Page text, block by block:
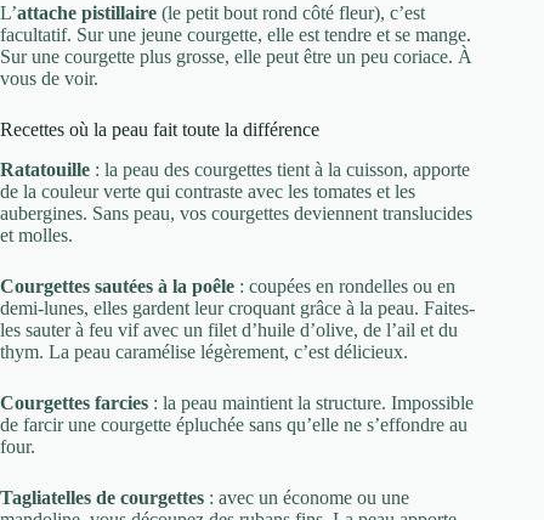
L’attache pistillaire (le petit bout rond côté fleur), c’est
facultatif. Sur une jeune courgette, elle est tendre et se mange.
Sur une courgette plus grosse, elle peut être un peu coriace. À
vous de voir.
Recettes où la peau fait toute la différence
Ratatouille : la peau des courgettes tient à la cuisson, apporte
de la couleur verte qui contraste avec les tomates et les
aubergines. Sans peau, vos courgettes deviennent translucides
et molles.
Courgettes sautées à la poêle : coupées en rondelles ou en
demi-lunes, elles gardent leur croquant grâce à la peau. Faites-
les sauter à feu vif avec un filet d’huile d’olive, de l’ail et du
thym. La peau caramélise légèrement, c’est délicieux.
Courgettes farcies : la peau maintient la structure. Impossible
de farcir une courgette épluchée sans qu’elle ne s’effondre au
four.
Tagliatelles de courgettes : avec un économe ou une